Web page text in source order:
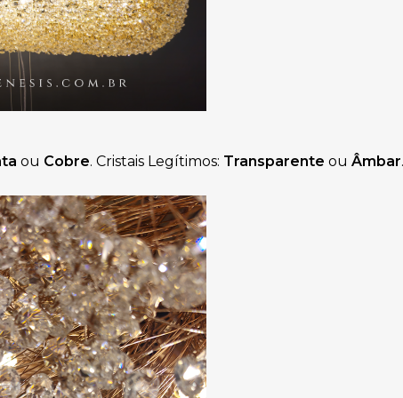
ou Cobre. Cristais Legítimos: Transparente ou Âmbar.